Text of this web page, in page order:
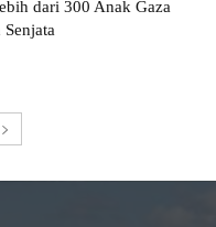
dari 300 Anak Gaza
Senjata